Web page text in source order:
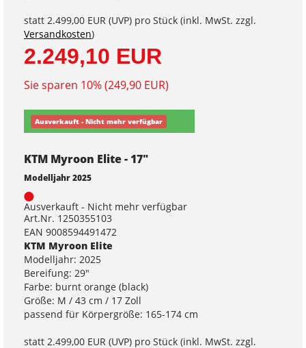
statt 2.499,00 EUR (UVP) pro Stück (inkl. MwSt. zzgl.
Versandkosten)
2.249,10 EUR
Sie sparen 10% (249,90 EUR)
Ausverkauft - Nicht mehr verfügbar
KTM Myroon Elite - 17"
Modelljahr 2025
Ausverkauft - Nicht mehr verfügbar
Art.Nr. 1250355103
EAN 9008594491472
KTM Myroon Elite
Modelljahr: 2025
Bereifung: 29"
Farbe: burnt orange (black)
Größe: M / 43 cm / 17 Zoll
passend für Körpergröße: 165-174 cm
statt 2.499,00 EUR (UVP) pro Stück (inkl. MwSt. zzgl.